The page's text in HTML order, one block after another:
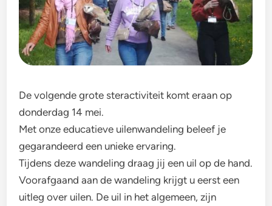
De volgende grote steractiviteit komt eraan op
donderdag 14 mei.
Met onze educatieve uilenwandeling beleef je
gegarandeerd een unieke ervaring.
Tijdens deze wandeling draag jij een uil op de hand.
Voorafgaand aan de wandeling krijgt u eerst een
uitleg over uilen. De uil in het algemeen, zijn